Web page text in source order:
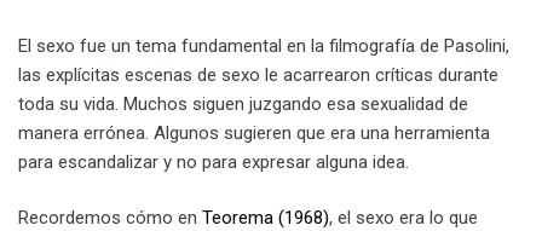
El sexo fue un tema fundamental en la filmografía de Pasolini,
las explícitas escenas de sexo le acarrearon críticas durante
toda su vida. Muchos siguen juzgando esa sexualidad de
manera errónea. Algunos sugieren que era una herramienta
para escandalizar y no para expresar alguna idea.
Recordemos cómo en Teorema (1968), el sexo era lo que